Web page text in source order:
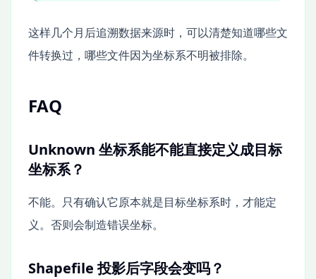
这样几个月后追溯数据来源时，可以清楚知道哪些文
件转换过，哪些文件因为坐标系不明被排除。
FAQ
Unknown 坐标系能不能直接定义成目标
坐标系？
不能。只有确认它原本就是目标坐标系时，才能定
义。否则会制造错误坐标。
Shapefile 投影后字段会变吗？